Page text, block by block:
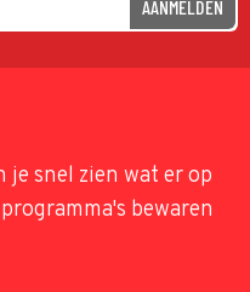
AANMELDEN
je snel zien wat er op
bewaren